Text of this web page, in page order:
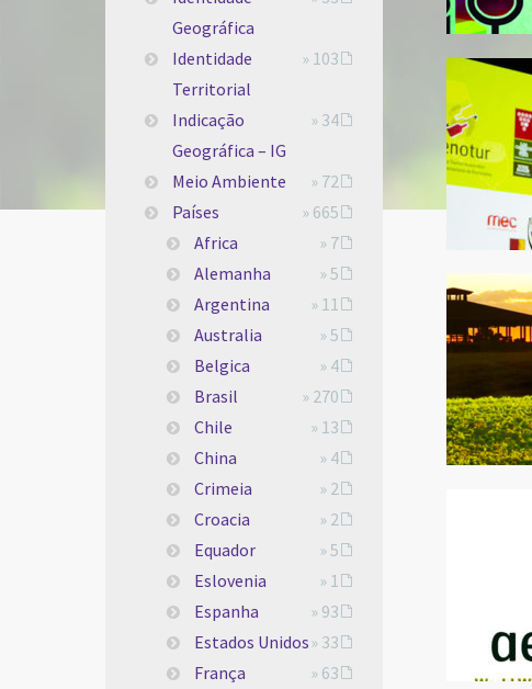
Geográfica
Identidade
Territorial
» 103
Indicação
Geográfica – IG
» 34
Meio Ambiente
» 72
Países
» 665
Africa
» 7
Alemanha
» 5
Argentina
» 11
Australia
» 5
Belgica
» 4
Brasil
» 270
Chile
» 13
China
» 4
Crimeia
» 2
Croacia
» 2
Equador
» 5
Eslovenia
» 1
Espanha
» 93
Estados Unidos» 33
França
» 63